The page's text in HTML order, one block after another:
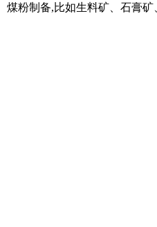
粉制备,比如生料矿、石膏